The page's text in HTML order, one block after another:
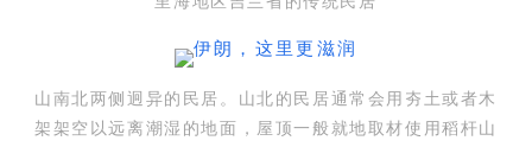
山南北两侧迥异的民居。山北的民居通常会用夯土或者木
架架空以远离潮湿的地面，屋顶一般就地取材使用稻杆山